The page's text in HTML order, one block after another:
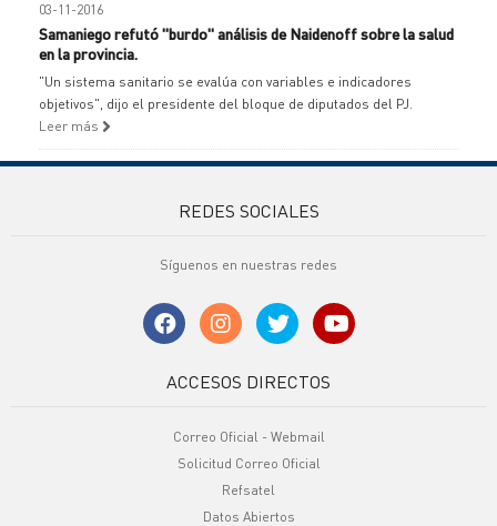
03-11-2016
Samaniego refutó "burdo" análisis de Naidenoff sobre la salud
en la provincia.
"Un sistema sanitario se evalúa con variables e indicadores
objetivos", dijo el presidente del bloque de diputados del PJ.
Leer más
REDES SOCIALES
Síguenos en nuestras redes
ACCESOS DIRECTOS
Correo Oficial - Webmail
Solicitud Correo Oficial
Refsatel
Datos Abiertos